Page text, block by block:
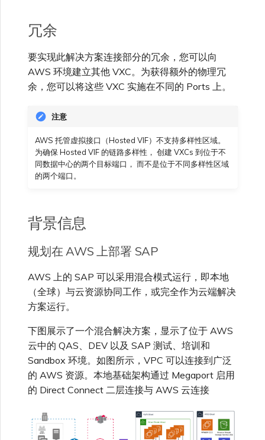
冗余
要实现此解决方案连接部分的冗余，您可以向
AWS 环境建立其他 VXC。为获得额外的物理冗
余，您可以将这些 VXC 实施在不同的 Ports 上。
注意
AWS 托管虚拟接口（Hosted VIF）不支持多样性区域。
为确保 Hosted VIF 的链路多样性， 创建 VXCs 到位于不
同数据中心的两个目标端口， 而不是位于不同多样性区域
的两个端口。
背景信息
规划在 AWS 上部署 SAP
AWS 上的 SAP 可以采用混合模式运行，即本地
（全球）与云资源协同工作，或完全作为云端解决
方案运行。
下图展示了一个混合解决方案，显示了位于 AWS
云中的 QAS、DEV 以及 SAP 测试、培训和
Sandbox 环境。如图所示，VPC 可以连接到广泛
的 AWS 资源。本地基础架构通过 Megaport 启用
的 Direct Connect 二层连接与 AWS 云连接